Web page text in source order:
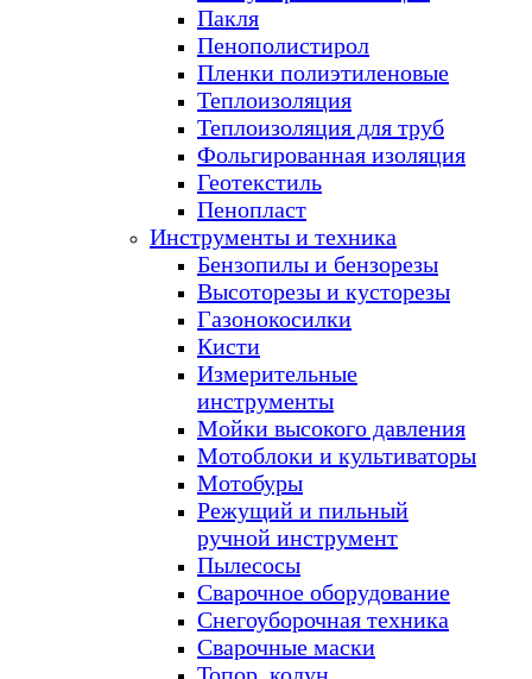
Пакля
Пенополистирол
Пленки полиэтиленовые
Теплоизоляция
Теплоизоляция для труб
Фольгированная изоляция
Геотекстиль
Пенопласт
Инструменты и техника
Бензопилы и бензорезы
Высоторезы и кусторезы
Газонокосилки
Кисти
Измерительные
инструменты
Мойки высокого давления
Мотоблоки и культиваторы
Мотобуры
Режущий и пильный
ручной инструмент
Пылесосы
Сварочное оборудование
Снегоуборочная техника
Сварочные маски